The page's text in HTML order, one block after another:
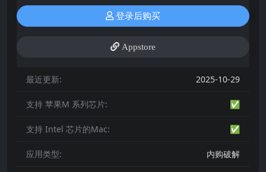
登录后购买
Appstore
最近更新: 2025-10-29
支持 苹果M 系列芯片: ✅
支持 Intel 芯片的Mac: ✅
应用类型: 内购破解